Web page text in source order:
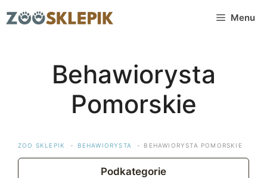
do
Menu
Behawiorysta
Pomorskie
ZOO SKLEPIK BEHAWIORYSTA BEHAWIORYSTA POMORSKIE
Podkategorie